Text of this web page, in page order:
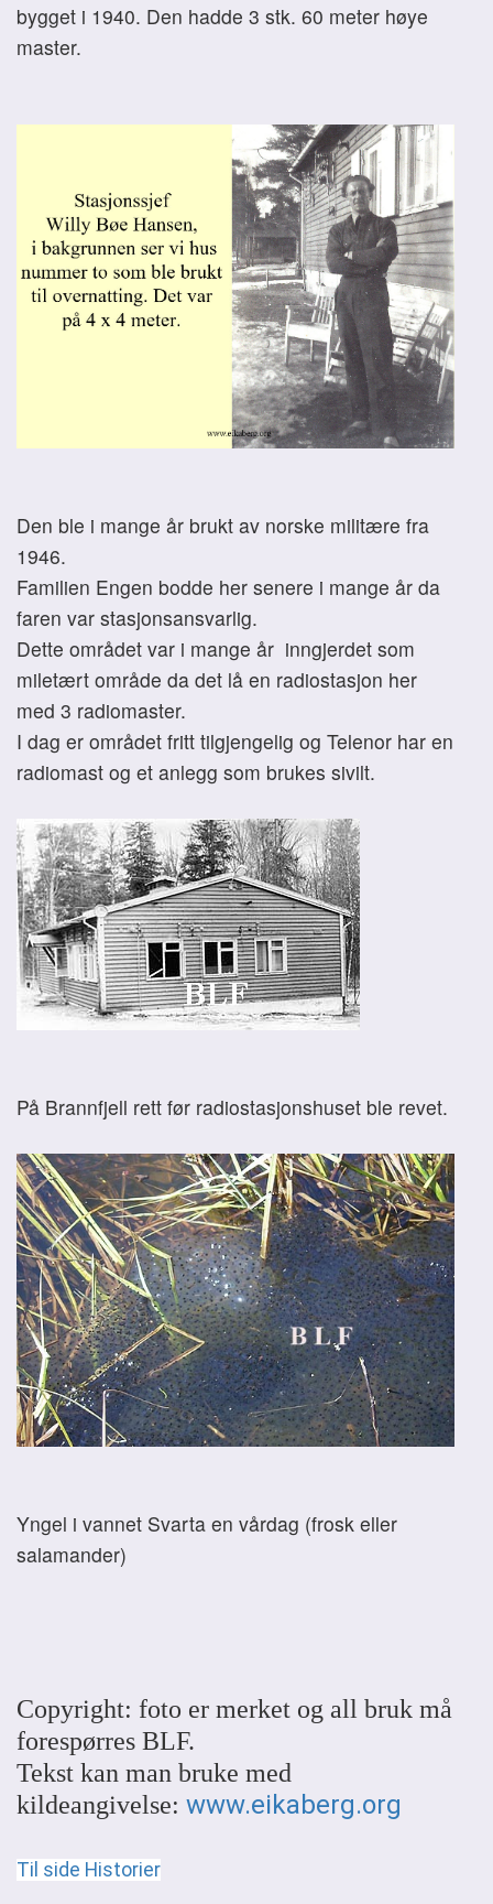
bygget i 1940. Den hadde 3 stk. 60 meter høye
master.
Den ble i mange år brukt av norske militære fra
1946.
Familien Engen bodde her senere i mange år da
faren var stasjonsansvarlig.
Dette området var i mange år inngjerdet som
miletært område da det lå en radiostasjon her
med 3 radiomaster.
I dag er området fritt tilgjengelig og Telenor har en
radiomast og et anlegg som brukes sivilt.
På Brannfjell rett før radiostasjonshuset ble revet.
Yngel i vannet Svarta en vårdag (frosk eller
salamander)
Copyright: foto er merket og all bruk må
forespørres BLF.
Tekst kan man bruke med
kildeangivelse: www.eikaberg.org
Til side Historier